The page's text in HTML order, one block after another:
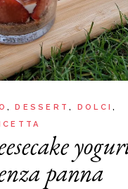
DESSERT
DOLCI
panna